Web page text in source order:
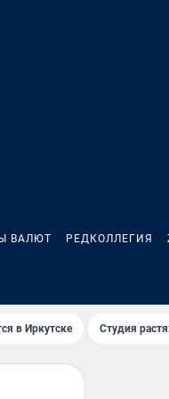
ВАЛЮТ РЕДКОЛЛЕГИЯ
в Иркутске Студия